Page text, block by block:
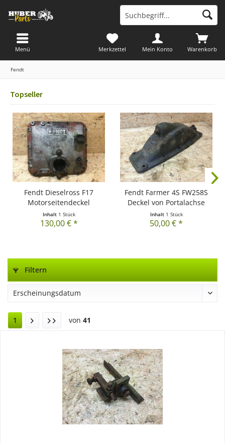
Warenkorb
Merkzettel Mein Konto
Menü
Fendt
Topseller
Fendt Dieselross F17
Motorseitendeckel
Inhalt 1 Stück
130,00 € *
Fendt Farmer 4S FW258S
Deckel von Portalachse
Inhalt 1 Stück
50,00 € *
Filtern
1 von 41